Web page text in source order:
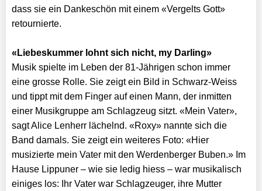
dass sie ein Dankeschön mit einem «Vergelts Gott»
retournierte.
«Liebeskummer lohnt sich nicht, my Darling»
Musik spielte im Leben der 81-Jährigen schon immer
eine grosse Rolle. Sie zeigt ein Bild in Schwarz-Weiss
und tippt mit dem Finger auf einen Mann, der inmitten
einer Musikgruppe am Schlagzeug sitzt. «Mein Vater»,
sagt Alice Lenherr lächelnd. «Roxy» nannte sich die
Band damals. Sie zeigt ein weiteres Foto: «Hier
musizierte mein Vater mit den Werdenberger Buben.» Im
Hause Lippuner – wie sie ledig hiess – war musikalisch
einiges los: Ihr Vater war Schlagzeuger, ihre Mutter